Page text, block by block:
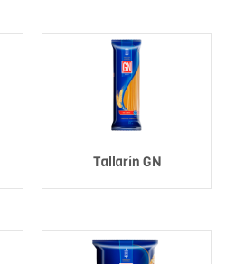
Tallarín GN